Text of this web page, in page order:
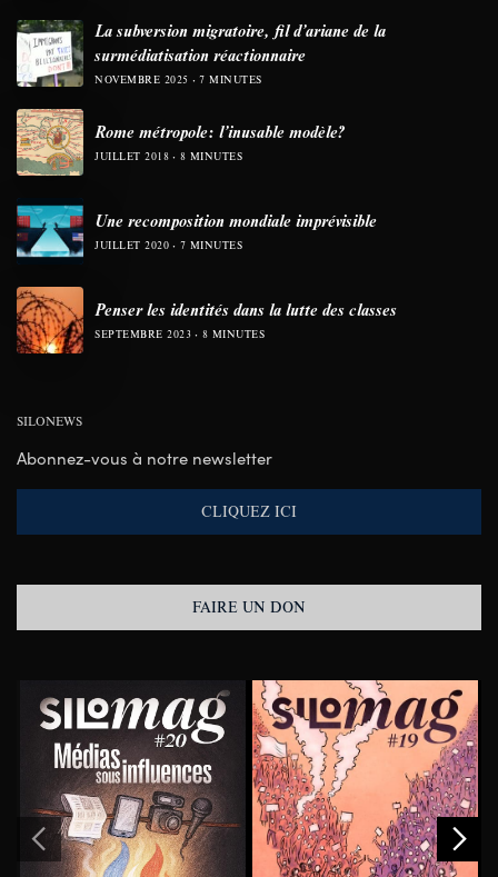
La subversion migratoire, fil d’ariane de la
surmédiatisation réactionnaire
NOVEMBRE 2025 7 MINUTES
Rome métropole: l’inusable modèle?
JUILLET 2018 8 MINUTES
Une recomposition mondiale imprévisible
JUILLET 2020 7 MINUTES
Penser les identités dans la lutte des classes
SEPTEMBRE 2023 8 MINUTES
SILONEWS
Abonnez-vous à notre newsletter
CLIQUEZ ICI
FAIRE UN DON